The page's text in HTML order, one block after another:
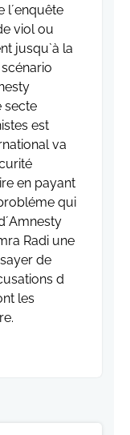
l´enquête
viol ou
jusqu`à la
secte
est
va
en payant
qui
Radi une
de
d
les